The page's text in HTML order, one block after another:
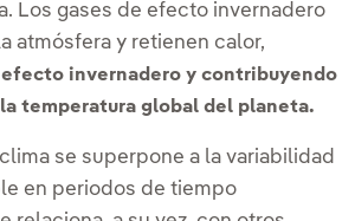
Los gases de efecto invernadero
atmósfera y retienen calor,
efecto invernadero y contribuyendo
temperatura global del planeta.
se superpone a la variabilidad
en periodos de tiempo